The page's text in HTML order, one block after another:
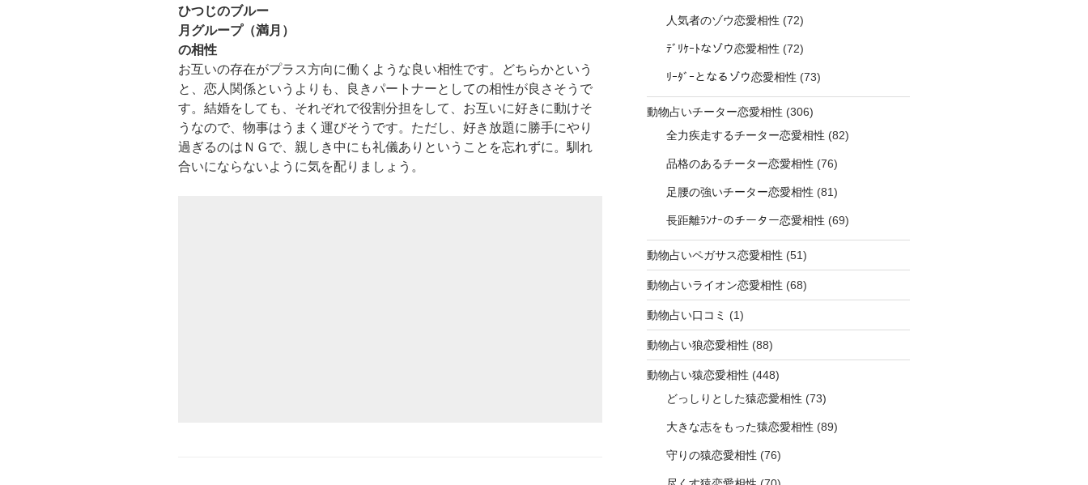
ひつじのブルー
月グループ（満月）
の相性
お互いの存在がプラス方向に働くような良い相性です。どちらかという
と、恋人関係というよりも、良きパートナーとしての相性が良さそうで
す。結婚をしても、それぞれで役割分担をして、お互いに好きに動けそ
うなので、物事はうまく運びそうです。ただし、好き放題に勝手にやり
過ぎるのはＮＧで、親しき中にも礼儀ありということを忘れずに。馴れ
合いにならないように気を配りましょう。
人気者のゾウ恋愛相性 (72)
ﾃﾞﾘｹｰﾄなゾウ恋愛相性 (72)
ﾘｰﾀﾞｰとなるゾウ恋愛相性 (73)
動物占いチーター恋愛相性 (306)
全力疾走するチーター恋愛相性 (82)
品格のあるチーター恋愛相性 (76)
足腰の強いチーター恋愛相性 (81)
長距離ﾗﾝﾅｰのチーター恋愛相性 (69)
動物占いペガサス恋愛相性 (51)
動物占いライオン恋愛相性 (68)
動物占い口コミ (1)
動物占い狼恋愛相性 (88)
動物占い猿恋愛相性 (448)
どっしりとした猿恋愛相性 (73)
大きな志をもった猿恋愛相性 (89)
守りの猿恋愛相性 (76)